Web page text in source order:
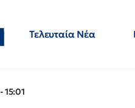
Τελευταία Νέα
15:01